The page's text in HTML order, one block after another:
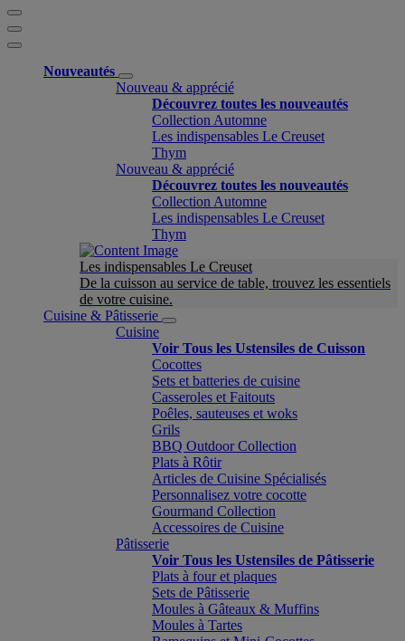
Nouveautés
Nouveau & apprécié
Découvrez toutes les nouveautés
Collection Automne
Les indispensables Le Creuset
Thym
Nouveau & apprécié
Découvrez toutes les nouveautés
Collection Automne
Les indispensables Le Creuset
Thym
Les indispensables Le Creuset
De la cuisson au service de table, trouvez les essentiels
de votre cuisine.
Cuisine & Pâtisserie
Cuisine
Voir Tous les Ustensiles de Cuisson
Cocottes
Sets et batteries de cuisine
Casseroles et Faitouts
Poêles, sauteuses et woks
Grils
BBQ Outdoor Collection
Plats à Rôtir
Articles de Cuisine Spécialisés
Personnalisez votre cocotte
Gourmand Collection
Accessoires de Cuisine
Pâtisserie
Voir Tous les Ustensiles de Pâtisserie
Plats à four et plaques
Sets de Pâtisserie
Moules à Gâteaux & Muffins
Moules à Tartes